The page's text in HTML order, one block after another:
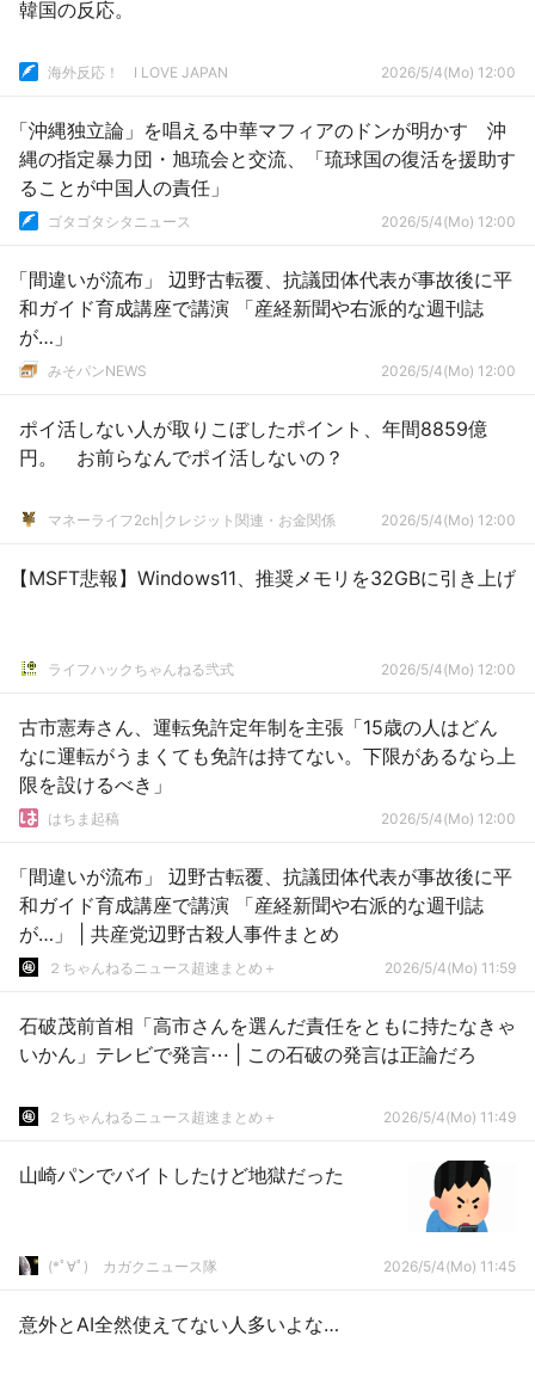
韓国の反応。
海外反応！ I LOVE JAPAN 2026/5/4(Mo) 12:00
「沖縄独立論」を唱える中華マフィアのドンが明かす 沖
縄の指定暴力団・旭琉会と交流、「琉球国の復活を援助す
ることが中国人の責任」
ゴタゴタシタニュース 2026/5/4(Mo) 12:00
「間違いが流布」 辺野古転覆、抗議団体代表が事故後に平
和ガイド育成講座で講演 「産経新聞や右派的な週刊誌
が…」
みそパンNEWS 2026/5/4(Mo) 12:00
ポイ活しない人が取りこぼしたポイント、年間8859億
円。 お前らなんでポイ活しないの？
マネーライフ2ch|クレジット関連・お金関係 2026/5/4(Mo) 12:00
【MSFT悲報】Windows11、推奨メモリを32GBに引き上げ
ライフハックちゃんねる弐式 2026/5/4(Mo) 12:00
古市憲寿さん、運転免許定年制を主張「15歳の人はどん
なに運転がうまくても免許は持てない。下限があるなら上
限を設けるべき」
はちま起稿 2026/5/4(Mo) 12:00
「間違いが流布」 辺野古転覆、抗議団体代表が事故後に平
和ガイド育成講座で講演 「産経新聞や右派的な週刊誌
が…」 | 共産党辺野古殺人事件まとめ
２ちゃんねるニュース超速まとめ＋ 2026/5/4(Mo) 11:59
石破茂前首相「高市さんを選んだ責任をともに持たなきゃ
いかん」テレビで発言⋯ | この石破の発言は正論だろ
２ちゃんねるニュース超速まとめ＋ 2026/5/4(Mo) 11:49
山崎パンでバイトしたけど地獄だった
(*ﾟ∀ﾟ)ゞカガクニュース隊 2026/5/4(Mo) 11:45
意外とAI全然使えてない人多いよな…